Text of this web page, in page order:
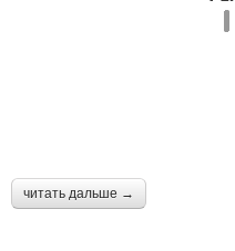
читать дальше →